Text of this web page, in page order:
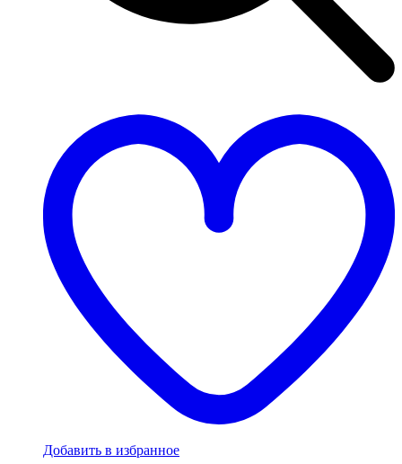
Добавить в избранное